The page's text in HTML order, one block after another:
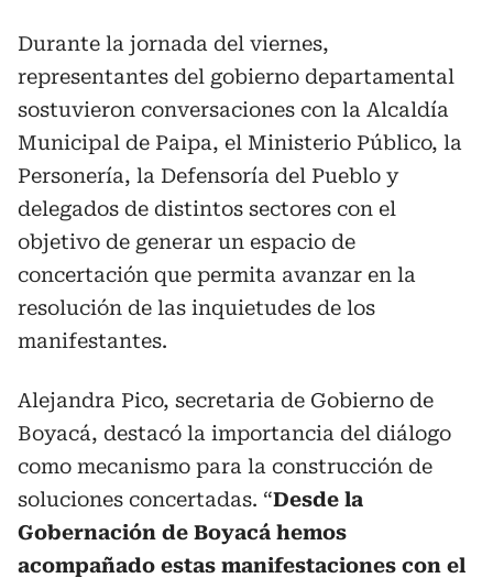
Durante la jornada del viernes,
representantes del gobierno departamental
sostuvieron conversaciones con la Alcaldía
Municipal de Paipa, el Ministerio Público, la
Personería, la Defensoría del Pueblo y
delegados de distintos sectores con el
objetivo de generar un espacio de
concertación que permita avanzar en la
resolución de las inquietudes de los
manifestantes.
Alejandra Pico, secretaria de Gobierno de
Boyacá, destacó la importancia del diálogo
como mecanismo para la construcción de
soluciones concertadas. “Desde la
Gobernación de Boyacá hemos
acompañado estas manifestaciones con el